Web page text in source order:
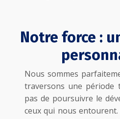
Notre force :
Nous sommes
traversons une période
pas de poursuivre le
ceux qui nous